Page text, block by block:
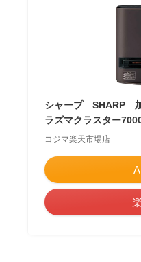
シャープ SHARP 加
ラズマクラスター
コジマ楽天市場店